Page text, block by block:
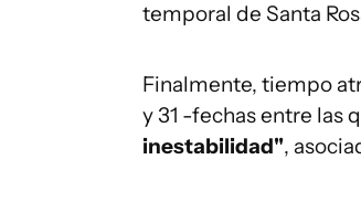
temporal de Santa
Finalmente, tiempo
y 31 -fechas entre las
inestabilidad",